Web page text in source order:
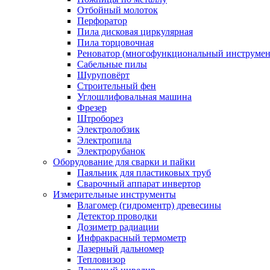
Отбойный молоток
Перфоратор
Пила дисковая циркулярная
Пила торцовочная
Реноватор (многофункциональный
Сабельные пилы
Шуруповёрт
Строительный фен
Углошлифовальная машина
Фрезер
Штроборез
Электролобзик
Электропила
Электрорубанок
Оборудование для сварки и пайки
Паяльник для пластиковых труб
Сварочный аппарат инвертор
Измерительные инструменты
Влагомер (гидроментр) древесины
Детектор проводки
Дозиметр радиации
Инфракрасный термометр
Лазерный дальномер
Тепловизор